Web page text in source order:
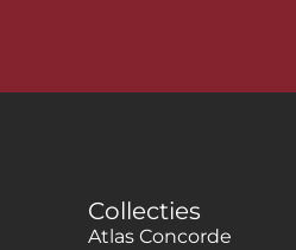
Collecties
Atlas Concorde